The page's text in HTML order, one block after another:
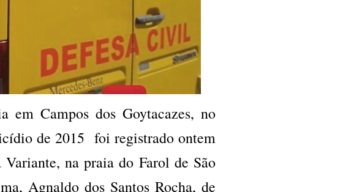
Campos dos Goytacazes, no
de 2015 foi registrado ontem
na praia do Farol de São
Agnaldo dos Santos Rocha, de